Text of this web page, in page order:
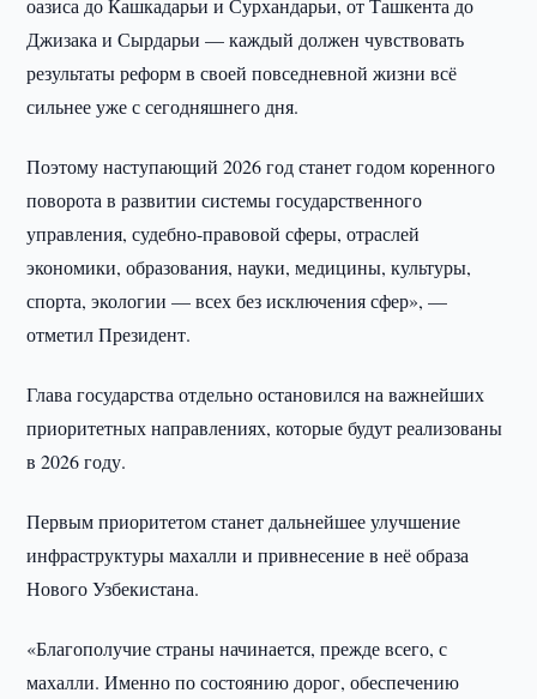
оазиса до Кашкадарьи и Сурхандарьи, от Ташкента до
Джизака и Сырдарьи — каждый должен чувствовать
результаты реформ в своей повседневной жизни всё
сильнее уже с сегодняшнего дня.
Поэтому наступающий 2026 год станет годом коренного
поворота в развитии системы государственного
управления, судебно-правовой сферы, отраслей
экономики, образования, науки, медицины, культуры,
спорта, экологии — всех без исключения сфер», —
отметил Президент.
Глава государства отдельно остановился на важнейших
приоритетных направлениях, которые будут реализованы
в 2026 году.
Первым приоритетом станет дальнейшее улучшение
инфраструктуры махалли и привнесение в неё образа
Нового Узбекистана.
«Благополучие страны начинается, прежде всего, с
махалли. Именно по состоянию дорог, обеспечению